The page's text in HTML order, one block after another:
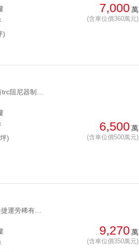
)
7,000 萬
(含車位價360萬元)
)
6,500 萬
(含車位價500萬元)
9,270 萬
(含車位價350萬元)